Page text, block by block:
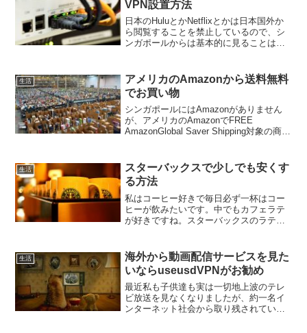
VPN設置方法
日本のHuluとかNetflixとかは日本国外か
ら閲覧することを禁止しているので、シ
ンガポールからは基本的に見ることはで
フレッツ光とかドコモ光とかを日本で使
っている人...
生活
アメリカのAmazonから送料無料
でお買い物
シンガポールにはAmazonがありません
が、アメリカのAmazonでFREE
AmazonGlobal Saver Shipping対象の商品
す。このサービスはシン...
生活
スターバックスで少しでも安くす
る方法
私はコーヒー好きで毎日必ず一杯はコー
ヒーが飲みたいです。中でもカフェラテ
が好きですね。スターバックスのラテは
います。シンガポールでグランデラテは
6.20ドルします。日本円...
生活
海外から動画配信サービスを見た
いならuseusdVPNがお勧め
最近私も子供達も実は一切地上波のテレ
ビ放送を見なくなりましたが、約一名イ
ンターネット社会から取り残されている